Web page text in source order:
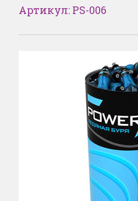
Артикул: PS-006